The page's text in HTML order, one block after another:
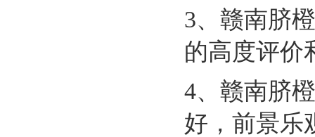
3、赣南脐
的高度评价
4、赣南脐
好，前景乐